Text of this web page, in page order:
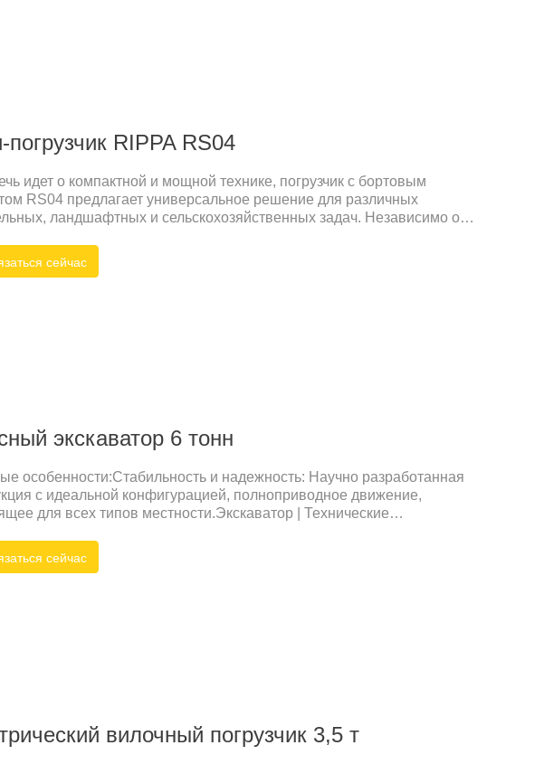
RIPPA RS04
идет о компактной и мощной технике, погрузчик с бортовым
RS04 предлагает универсальное решение для различных
ландшафтных и сельскохозяйственных задач. Независимо от
материалы, RS04 разработан для обеспечения исключительной
и эффективности.Основные характеристики погрузчика с
сейчас
экскаватор 6 тонн
особенности:Стабильность и надежность: Научно разработанная
с идеальной конфигурацией, полноприводное движение,
для всех типов местности.Экскаватор | Технические
ммВысота при транспортировке2800 ммШирина при
ммРасстояние между центрами колес2400 ммКлиренс
сейчас
вилочный погрузчик 3,5 т